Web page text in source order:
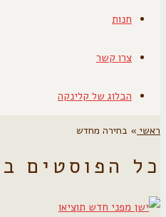
חנות
צרו קשר
הבלוג של קלינקה
ראשי » בחירה מחדש
כל הפוסטים ב